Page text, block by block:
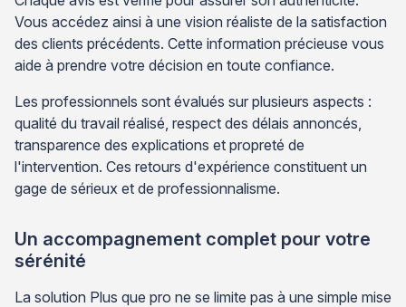
Vous accédez ainsi à une vision réaliste de la satisfaction
des clients précédents. Cette information précieuse vous
aide à prendre votre décision en toute confiance.
Les professionnels sont évalués sur plusieurs aspects :
qualité du travail réalisé, respect des délais annoncés,
transparence des explications et propreté de
l'intervention. Ces retours d'expérience constituent un
gage de sérieux et de professionnalisme.
Un accompagnement complet pour votre
sérénité
La solution Plus que pro ne se limite pas à une simple mise